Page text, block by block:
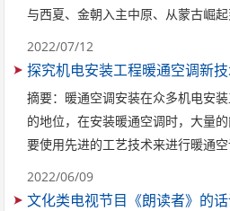
与西夏、金朝入主中原、从蒙古崛
2022/07/12
探究机电安装工程暖通空调新
摘要：暖通空调安装在众多机电安
的地位，在安装暖通空调时，大量
要使用先进的工艺技术来进行暖通
2022/06/09
文化类电视节目《朗读者》的